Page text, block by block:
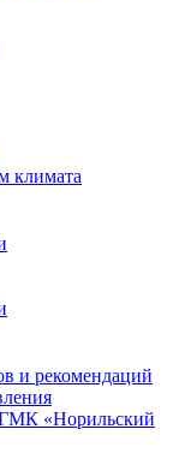
климата
и рекомендаций
«Норильский